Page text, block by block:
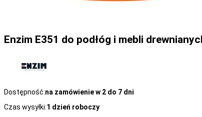
Enzim E351 do podłóg i mebli
Dostępność:na zamówienie w 2 do 7 dni
Czas wysyłki:1 dzień roboczy